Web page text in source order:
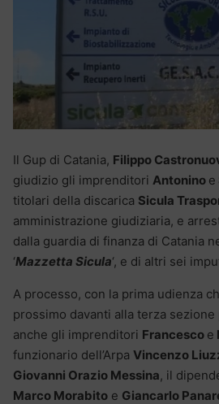
Il Gup di Catania, Filippo
giudizio gli imprenditori Antonino e
titolari della discarica Sicula
amministrazione giudiziaria, e
dalla guardia di finanza di Catania
‘Mazzetta Sicula‘, e di altri sei
A processo, con la prima udienza
prossimo davanti alla terza
anche gli imprenditori Francesco e
funzionario dell’Arpa Vincenzo
Giovanni Orazio Messina, il
Marco Morabito e Giancarlo